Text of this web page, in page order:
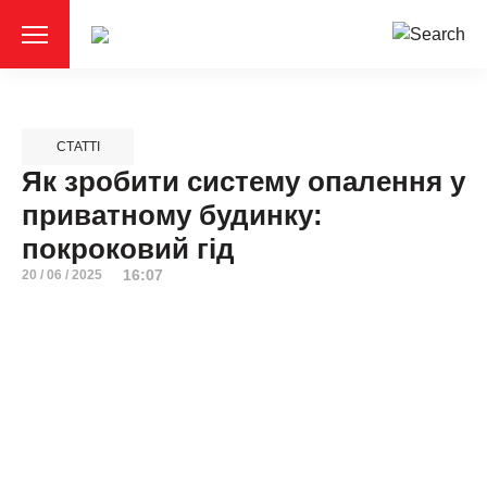
СТАТТІ
Як зробити систему опалення у
приватному будинку:
покроковий гід
20 / 06 / 2025 16:07